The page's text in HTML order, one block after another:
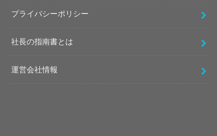
プライバシーポリシー
社長の指南書とは
運営会社情報